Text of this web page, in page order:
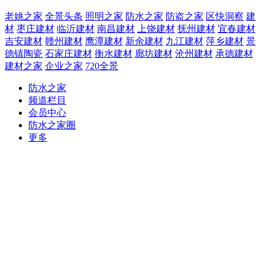
老姚之家 全景头条 照明之家 防水之家 防盗之家 区快洞察 建
材 枣庄建材 临沂建材 南昌建材 上饶建材 抚州建材 宜春建材
吉安建材 赣州建材 鹰潭建材 新余建材 九江建材 萍乡建材 景
德镇陶瓷 石家庄建材 衡水建材 廊坊建材 沧州建材 承德建材
建材之家 企业之家 720全景
防水之家
频道栏目
会员中心
防水之家圈
更多